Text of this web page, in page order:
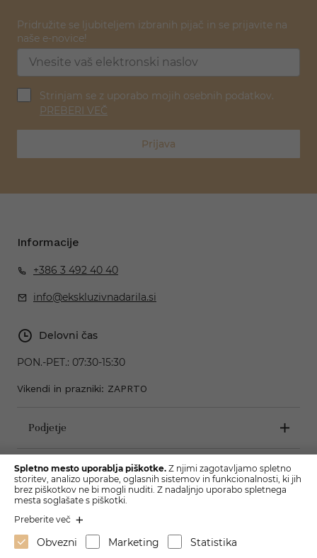
Pridružite se ljubiteljem izbranih pijač in se prijavite na
naše e-novice!
Strinjam se z uporabo mojih osebnih podatkov.
PREBERI VEČ
Prijava
Informacije
+386 3 492 40 40
info@ekskluzivnadarila.si
Delovni čas
PON.-PET.: 07:30-15:30
Vikendi in prazniki: ZAPRTO
Podjetje
Pogoji poslovanja
Spletno mesto uporablja piškotke. Z njimi zagotavljamo spletno
storitev, analizo uporabe, oglasnih sistemov in funkcionalnosti, ki jih
brez piškotkov ne bi mogli nuditi. Z nadaljnjo uporabo spletnega
mesta soglašate s piškotki.
Preberite več
Obvezni Marketing Statistika